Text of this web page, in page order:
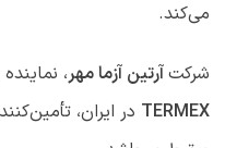
می‌کند.
شرکتآرتین آزما مهر،
TERMEX در ایران،